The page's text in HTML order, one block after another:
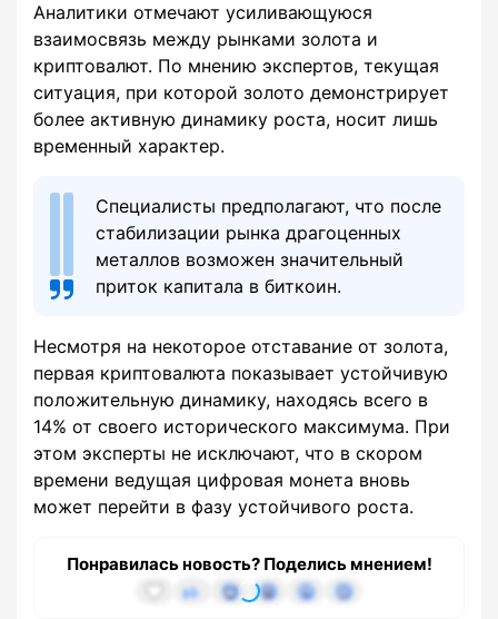
Аналитики отмечают усиливающуюся
взаимосвязь между рынками золота и
криптовалют. По мнению экспертов, текущая
ситуация, при которой золото демонстрирует
более активную динамику роста, носит лишь
временный характер.
Специалисты предполагают, что после
стабилизации рынка драгоценных
металлов возможен значительный
приток капитала в биткоин.
Несмотря на некоторое отставание от золота,
первая криптовалюта показывает устойчивую
положительную динамику, находясь всего в
14% от своего исторического максимума. При
этом эксперты не исключают, что в скором
времени ведущая цифровая монета вновь
может перейти в фазу устойчивого роста.
Понравилась новость? Поделись мнением!